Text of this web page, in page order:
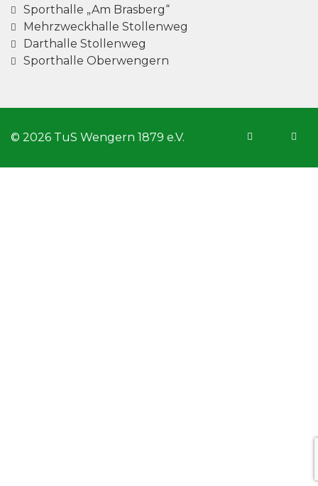
Sporthalle „Am Brasberg“
Mehrzweckhalle Stollenweg
Darthalle Stollenweg
Sporthalle Oberwengern
© 2026 TuS Wengern 1879 e.V.